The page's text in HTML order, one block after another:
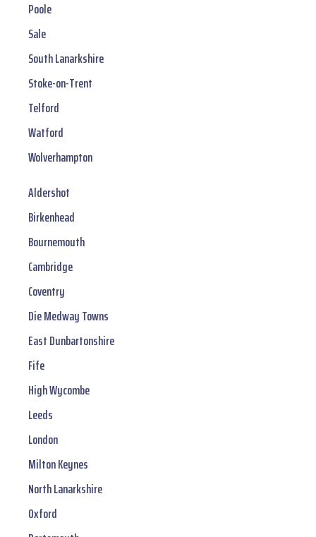
Poole
Sale
South Lanarkshire
Stoke-on-Trent
Telford
Watford
Wolverhampton
Aldershot
Birkenhead
Bournemouth
Cambridge
Coventry
Die Medway Towns
East Dunbartonshire
Fife
High Wycombe
Leeds
London
Milton Keynes
North Lanarkshire
Oxford